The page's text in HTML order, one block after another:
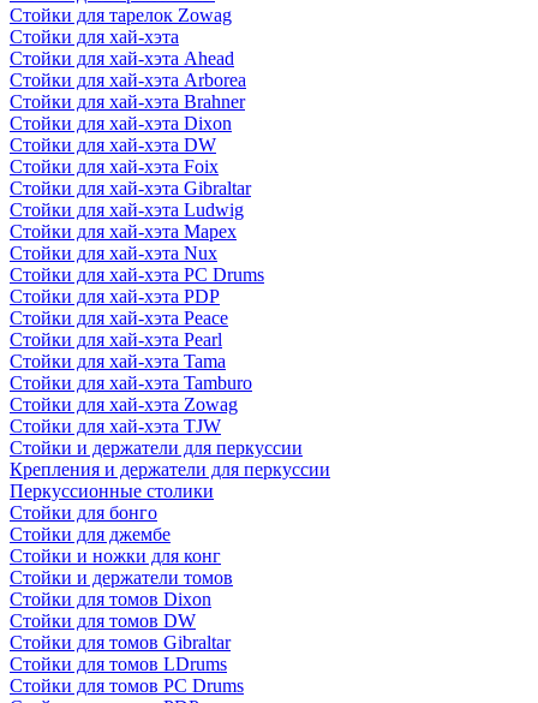
Стойки для тарелок Zowag
Стойки для хай-хэта
Стойки для хай-хэта Ahead
Стойки для хай-хэта Arborea
Стойки для хай-хэта Brahner
Стойки для хай-хэта Dixon
Стойки для хай-хэта DW
Стойки для хай-хэта Foix
Стойки для хай-хэта Gibraltar
Стойки для хай-хэта Ludwig
Стойки для хай-хэта Mapex
Стойки для хай-хэта Nux
Стойки для хай-хэта PC Drums
Стойки для хай-хэта PDP
Стойки для хай-хэта Peace
Стойки для хай-хэта Pearl
Стойки для хай-хэта Tama
Стойки для хай-хэта Tamburo
Стойки для хай-хэта Zowag
Стойки для хай-хэта TJW
Стойки и держатели для перкуссии
Крепления и держатели для перкуссии
Перкуссионные столики
Стойки для бонго
Стойки для джембе
Стойки и ножки для конг
Стойки и держатели томов
Стойки для томов Dixon
Стойки для томов DW
Стойки для томов Gibraltar
Стойки для томов LDrums
Стойки для томов PC Drums